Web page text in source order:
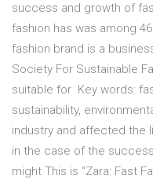
success and growth of
fashion has was among
fashion brand is a
Society For Sustainable
suitable for Key words:
sustainability,
industry and affected the
in the case of the
might This is “Zara: Fast